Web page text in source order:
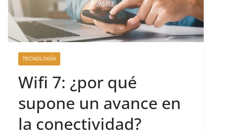
TECNOLOGÍA
Wifi 7: ¿por qué
supone un avance en
la conectividad?